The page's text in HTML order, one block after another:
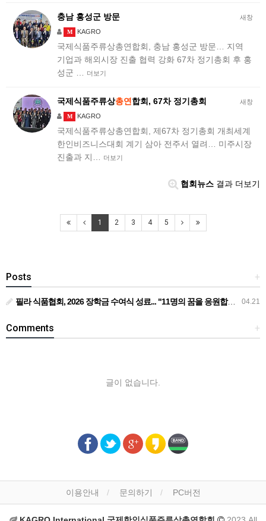
새창
충남 홍성군 방문
M KAGRO
국제식품주류상총연합회, 충남 홍성군 방문… 지역
기업과 해외시장 진출 협력 강화 67차 정기총회 후 홍
성군 …
더보기
새창
국제식품주류상총연 합회, 67차 정기총회
M KAGRO
국제식품주류상총연합회, 제67차 정기총회 개최세계
한인비즈니스대회 계기 삼아 전주서 열려… 미주시장
진출과 지…
더보기
협회뉴스 결과 더보기
1 2 3 4 5
+
Posts
04.21
필라 식품협회, 2026 장학금 수여식 성료... "11명의 꿈을 응원합니다"... 필라 식품협회, 1만 1천 달러 장학금 전달
+
Comments
글이 없습니다.
이용안내 문의하기 PC버전